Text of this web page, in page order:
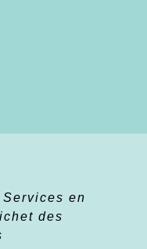
Services en
des